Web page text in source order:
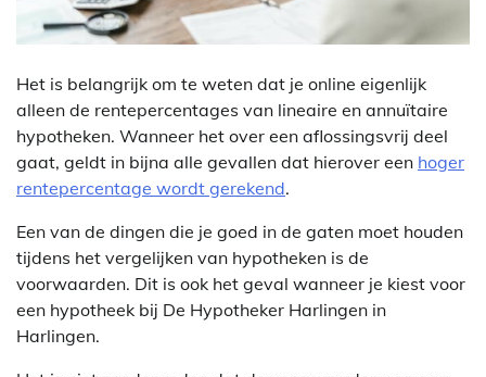
Het is belangrijk om te weten dat je online eigenlijk
alleen de rentepercentages van lineaire en annuïtaire
hypotheken. Wanneer het over een aflossingsvrij deel
gaat, geldt in bijna alle gevallen dat hierover een hoger
rentepercentage wordt gerekend.
Een van de dingen die je goed in de gaten moet houden
tijdens het vergelijken van hypotheken is de
voorwaarden. Dit is ook het geval wanneer je kiest voor
een hypotheek bij De Hypotheker Harlingen in
Harlingen.